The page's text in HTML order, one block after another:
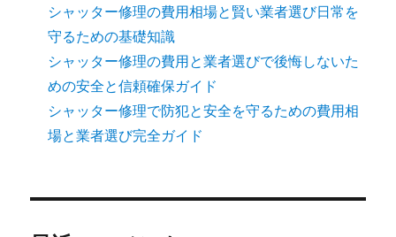
シャッター修理の費用相場と賢い業者選び日常を
守るための基礎知識
シャッター修理の費用と業者選びで後悔しないた
めの安全と信頼確保ガイド
シャッター修理で防犯と安全を守るための費用相
場と業者選び完全ガイド